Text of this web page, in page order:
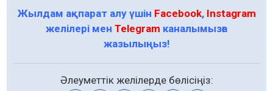
Жылдам ақпарат алу үшін Facebook, Instagram
желілері мен Telegram каналымызға
жазылыңыз!
Әлеуметтік желілерде бөлісіңіз: